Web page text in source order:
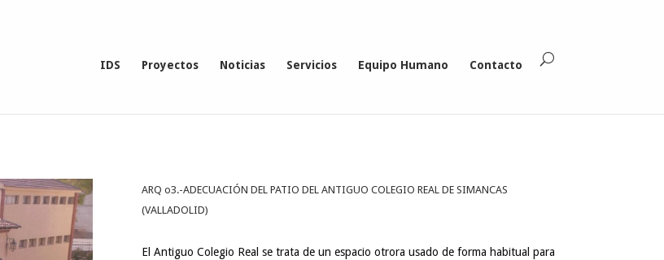
IDS Proyectos Noticias Servicios Equipo Humano Contacto
ARQ o3.-ADECUACIÓN DEL PATIO DEL ANTIGUO COLEGIO REAL DE SIMANCAS
(VALLADOLID)
El Antiguo Colegio Real se trata de un espacio otrora usado de forma habitual para